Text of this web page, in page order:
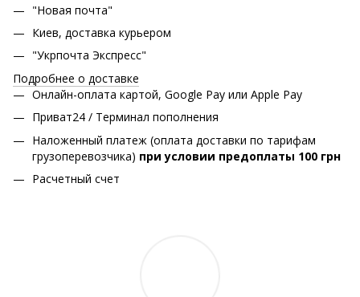
"Новая почта"
Киев, доставка курьером
"Укрпочта Экспресс"
Подробнее о доставке
Онлайн-оплата картой, Google Pay или Apple Pay
Приват24 / Терминал пополнения
Наложенный платеж (оплата доставки по тарифам
грузоперевозчика) при условии предоплаты 100 грн
Расчетный счет